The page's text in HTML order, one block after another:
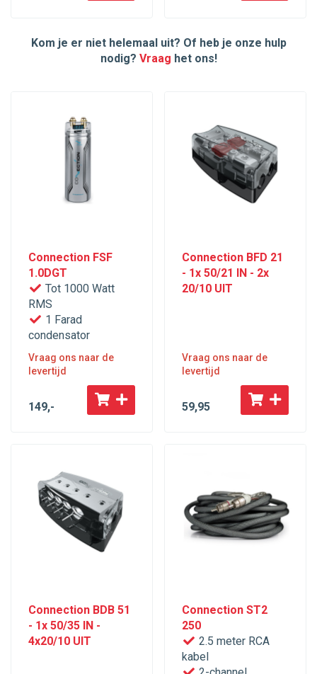
Kom je er niet helemaal uit? Of heb je onze hulp
nodig? Vraag het ons!
Connection FSF
1.0DGT
Tot 1000 Watt
RMS
1 Farad
condensator
Vraag ons naar de
levertijd
149,-
Connection BFD 21
- 1x 50/21 IN - 2x
20/10 UIT
Vraag ons naar de
levertijd
59,95
Connection BDB 51
- 1x 50/35 IN -
4x20/10 UIT
Connection ST2
250
2.5 meter RCA
kabel